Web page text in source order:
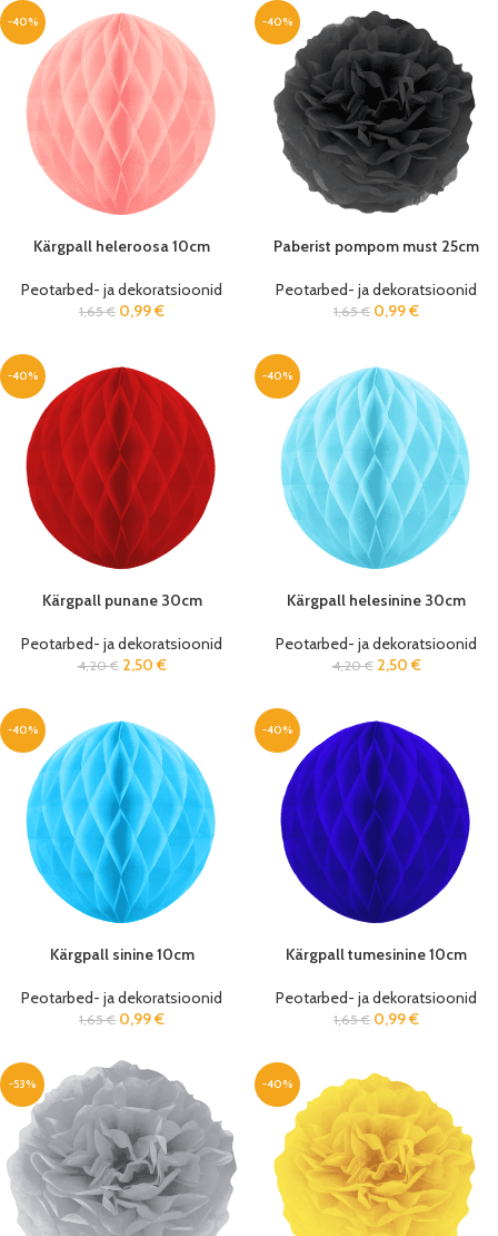
-40%
Kärgpall heleroosa 10cm
Peotarbed- ja dekoratsioonid
1,65€ 0,99€
-40%
Paberist pompom must 25cm
Peotarbed- ja dekoratsioonid
1,65€ 0,99€
-40%
Kärgpall punane 30cm
Peotarbed- ja dekoratsioonid
4,20€ 2,50 €
-40%
Kärgpall helesinine 30cm
Peotarbed- ja dekoratsioonid
4,20€ 2,50 €
-40%
Kärgpall sinine 10cm
Peotarbed- ja dekoratsioonid
1,65€ 0,99€
-40%
Kärgpall tumesinine 10cm
Peotarbed- ja dekoratsioonid
1,65€ 0,99€
-53% -40%